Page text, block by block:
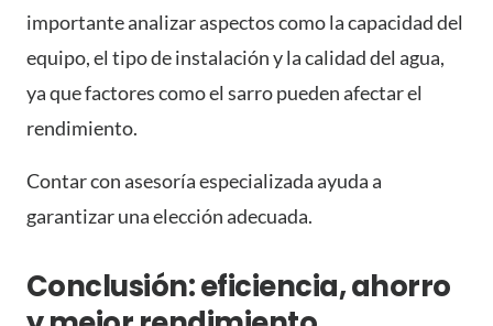
importante analizar aspectos como la capacidad del
equipo, el tipo de instalación y la calidad del agua,
ya que factores como el sarro pueden afectar el
rendimiento.
Contar con asesoría especializada ayuda a
garantizar una elección adecuada.
Conclusión: eficiencia, ahorro